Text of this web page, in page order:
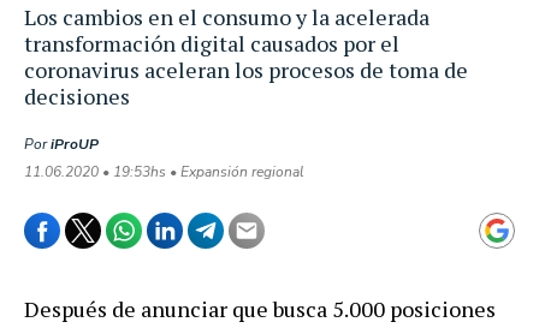
Los cambios en el consumo y la acelerada
transformación digital causados por el
coronavirus aceleran los procesos de toma de
decisiones
PoriProUP
11.06.2020 • 19:53hs • Expansión regional
Después de anunciar que busca 5.000 posiciones